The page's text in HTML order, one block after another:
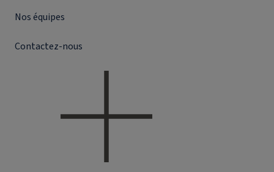
Nos équipes
Contactez-nous